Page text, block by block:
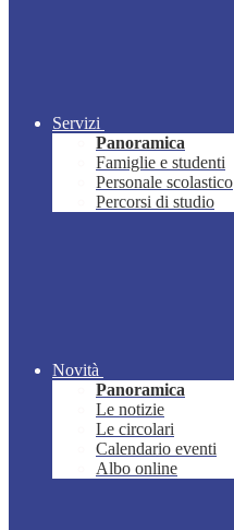
Servizi
Panoramica
Famiglie e studenti
Personale scolastico
Percorsi di studio
Novità
Panoramica
Le notizie
Le circolari
Calendario eventi
Albo online